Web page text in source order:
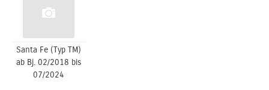
Santa Fe (Typ TM)
ab Bj. 02/2018 bis
07/2024